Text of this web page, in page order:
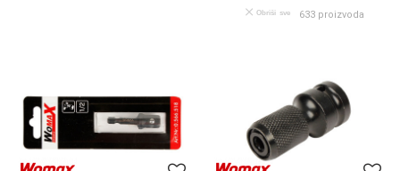
633 proizvoda
Obriši sve